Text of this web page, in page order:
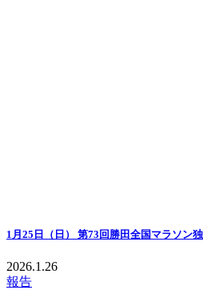
1月25日（日） 第73回勝田全国マラソン
2026.1.26
報告